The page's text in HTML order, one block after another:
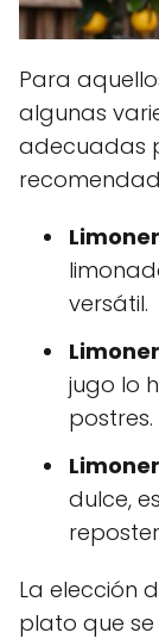
Para
algunas
adecuadas
versátil.
jugo lo
postres.
dulce,
La elección
plato que